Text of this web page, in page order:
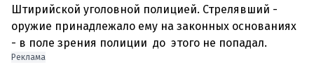
Штирийской уголовной полицией. Стрелявший -
оружие принадлежало ему на законных основаниях
Реклама